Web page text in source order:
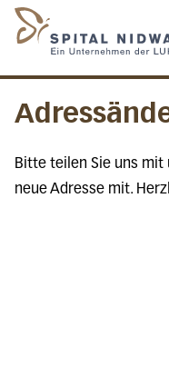
Bitte teilen Sie uns
neue Adresse mit.